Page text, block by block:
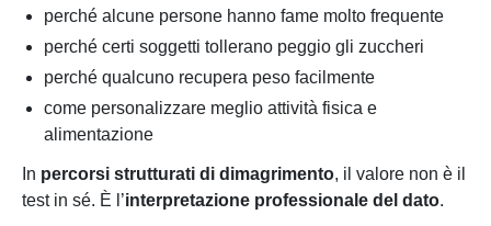
perché alcune persone hanno fame molto frequente
perché certi soggetti tollerano peggio gli zuccheri
perché qualcuno recupera peso facilmente
come personalizzare meglio attività fisica e
alimentazione
In percorsi strutturati di dimagrimento, il valore non è il
test in sé. È l’interpretazione professionale del dato.